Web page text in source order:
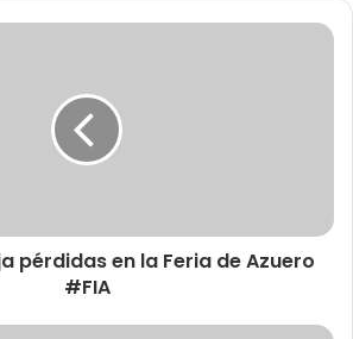
pérdidas en la Feria de Azuero
#FIA